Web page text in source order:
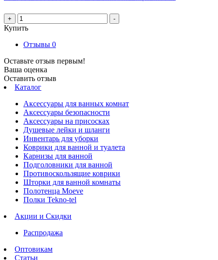
+ -
Купить
Отзывы 0
Оставьте отзыв первым!
Ваша оценка
Оставить отзыв
Каталог
Аксессуары для ванных комнат
Аксессуары безопасности
Аксессуары на присосках
Душевые лейки и шланги
Инвентарь для уборки
Коврики для ванной и туалета
Карнизы для ванной
Подголовники для ванной
Противоскользящие коврики
Шторки для ванной комнаты
Полотенца Moeve
Полки Tekno-tel
Акции и Скидки
Распродажа
Оптовикам
Статьи